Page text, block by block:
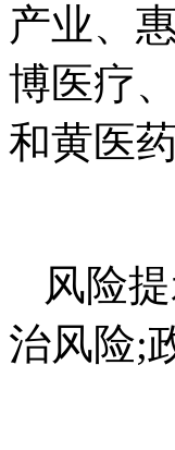
产业、
博医疗
和黄医
风险
治风险;